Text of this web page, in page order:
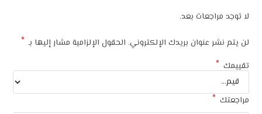
لا توجد مراجعات بعد.
لن يتم نشر عنوان بريدك الإلكتروني. الحقول الإلزامية مشار إليها بـ *
تقييمك *
مراجعتك *